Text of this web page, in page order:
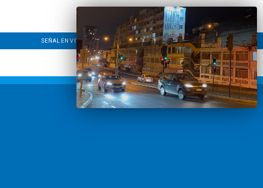
SEÑAL EN VIVO CONTACTO LÍNEA EDITORIAL